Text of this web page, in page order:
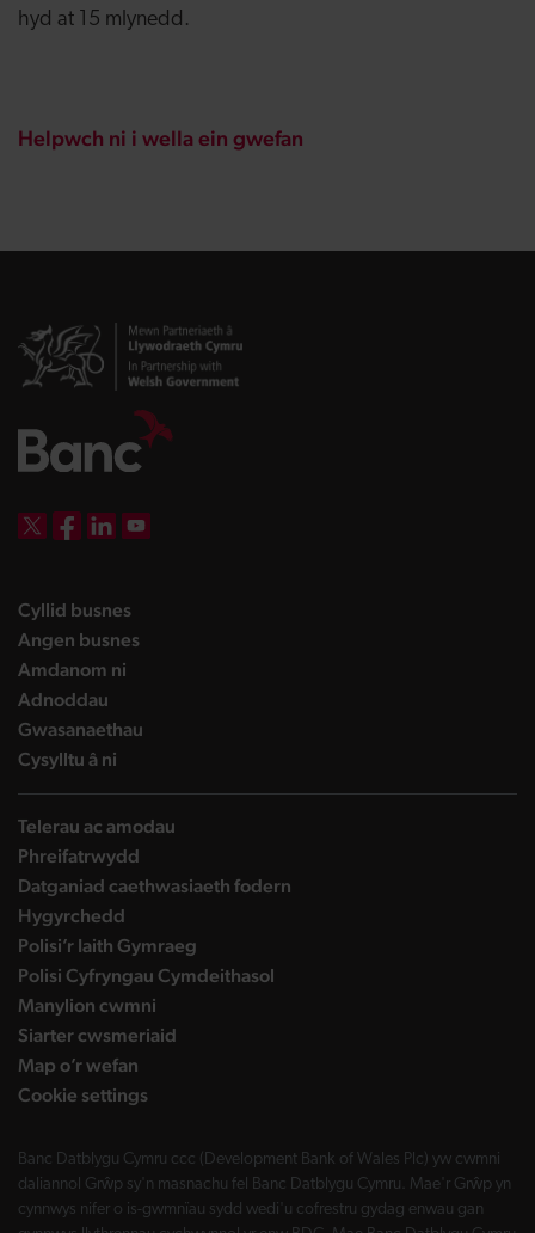
hyd at 15 mlynedd.
Helpwch ni i wella ein gwefan
Cyllid busneslanding page
Angen busneslanding page
Amdanom ni
Adnoddau
Gwasanaethau
Cysylltu â ni
Telerau ac amodau
Phreifatrwydd
Datganiad caethwasiaeth fodern
Hygyrchedd
Polisi’r Iaith Gymraeg
Polisi Cyfryngau Cymdeithasol
Manylion cwmni
Siarter cwsmeriaid
Map o’r wefan
Cookie settings
Banc Datblygu Cymru ccc (Development Bank of Wales Plc) yw cwmni
daliannol Grŵp sy'n masnachu fel Banc Datblygu Cymru. Mae'r Grŵp yn
cynnwys nifer o is-gwmnïau sydd wedi'u cofrestru gydag enwau gan